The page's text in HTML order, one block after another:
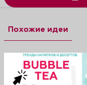
Похожие идеи